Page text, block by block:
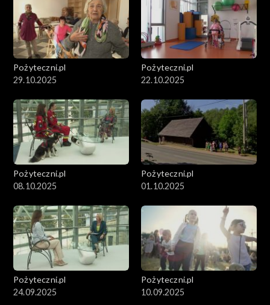
Pożyteczni.pl
29.10.2025
Pożyteczni.pl
22.10.2025
Pożyteczni.pl
08.10.2025
Pożyteczni.pl
01.10.2025
Pożyteczni.pl
24.09.2025
Pożyteczni.pl
10.09.2025